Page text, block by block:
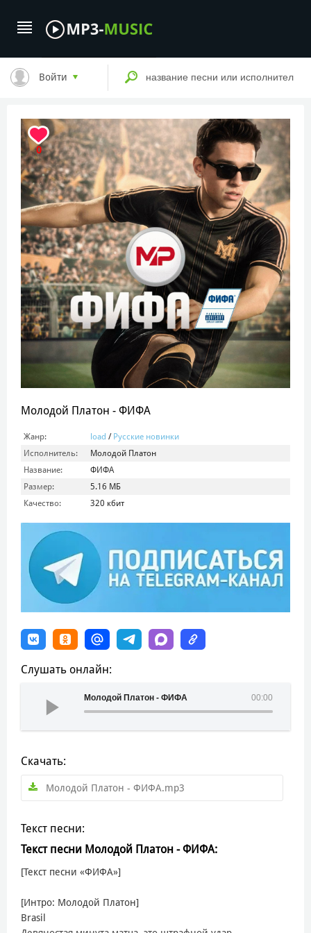
Войти
0
Молодой Платон - ФИФА
Жанр: load / Русские новинки
Исполнитель:
Молодой Платон
Название:
ФИФА
Размер:
5.16 МБ
Качество:
320 кбит
Слушать онлайн:
00:00
Молодой Платон - ФИФА
Скачать:
Молодой Платон - ФИФА.mp3
Текст песни:
Текст песни Молодой Платон - ФИФА:
[Текст песни «ФИФА»]
[Интро: Молодой Платон]
Brasil